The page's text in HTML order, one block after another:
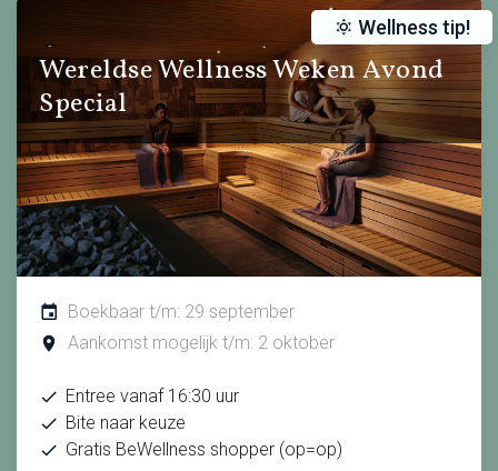
Wereldse Wellness Weken Avond
Special
Wellness tip!
Boekbaar t/m: 29 september
Aankomst mogelijk t/m: 2 oktober
Entree vanaf 16:30 uur
Bite naar keuze
Gratis BeWellness shopper (op=op)